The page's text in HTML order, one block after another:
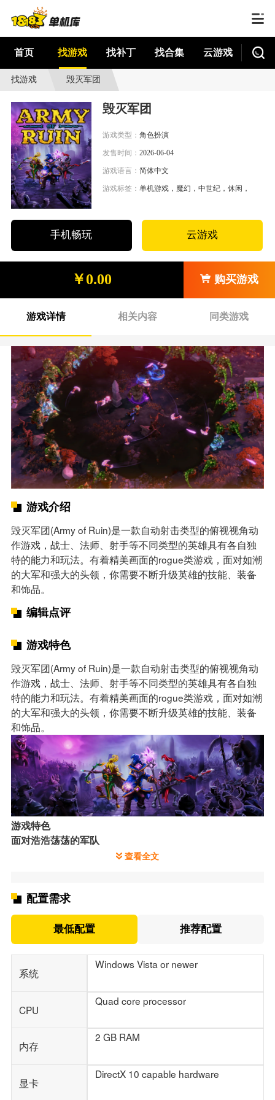
首页 找游戏 找补丁 找合集 云游戏
找游戏 毁灭军团
毁灭军团
游戏类型：角色扮演
发售时间：2026-06-04
游戏语言：简体中文
游戏标签：单机游戏，魔幻，中世纪，休闲，3D画
手机畅玩 云游戏
￥0.00 购买游戏
游戏详情 相关内容 同类游戏
游戏介绍
毁灭军团(Army of Ruin)是一款自动射击类型的俯视视角动
作游戏，战士、法师、射手等不同类型的英雄具有各自独
特的能力和玩法。有着精美画面的rogue类游戏，面对如潮
的大军和强大的头领，你需要不断升级英雄的技能、装备
和饰品。
编辑点评
游戏特色
毁灭军团(Army of Ruin)是一款自动射击类型的俯视视角动
作游戏，战士、法师、射手等不同类型的英雄具有各自独
特的能力和玩法。有着精美画面的rogue类游戏，面对如潮
的大军和强大的头领，你需要不断升级英雄的技能、装备
和饰品。
游戏特色
面对浩浩荡荡的军队
获取各种致命武器，一招一式消灭成群的敌人，与无情的
使用每位英雄的独特技能，意外扭转局势。强化您的配件
和装备，找到最佳组合，并进化武器以突破极限!
升级你的武器
在任务之间升级您的技能;在获得奖励的同时不断尝试新的
组合。解锁新装备，变得更强大，面对最艰巨的任务——
无尽的挑战等着你!
毁灭军团专为酣畅淋漓的游戏体验而设计，操作简单，乐
趣无穷。准备好并在游戏中玩得开心!
Update #5
当鼠标移动设置为切换模式时，升级后会保持之前的状
态。换句话说，如果您正在用鼠标瞄准，升级后无需重新
查看全文
配置需求
最低配置 推荐配置
系统
Windows Vista or newer
CPU
Quad core processor
内存
2 GB RAM
显卡
DirectX 10 capable hardware